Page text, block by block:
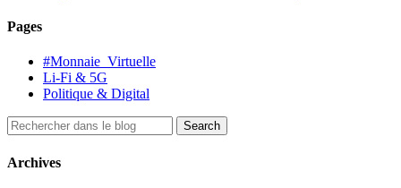
Pages
#Monnaie_Virtuelle
Li-Fi & 5G
Politique & Digital
Archives